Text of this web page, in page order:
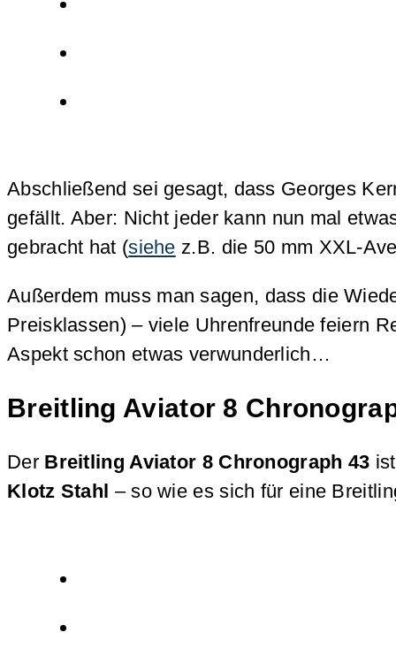
Abschließend sei gesagt, dass Georges
gefällt. Aber: Nicht jeder kann nun mal
gebracht hat (siehe z.B. die 50 mm XXL-
Außerdem muss man sagen, dass die
Preisklassen) – viele Uhrenfreunde feiern
Aspekt schon etwas verwunderlich…
Breitling Aviator 8
Der Breitling Aviator 8 Chronograph 43
Klotz Stahl – so wie es sich für eine